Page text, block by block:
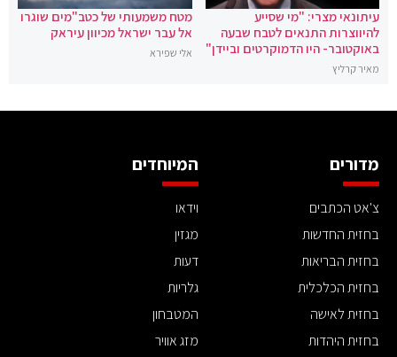
עיתונאי מצרי: "מי שסייע
להיווצרות התנאים לטבח שבעה
באוקטובר- היו הדמוקרטים וביידן"
מאיר קרליץ
מטח משמעותי של כטב"מים שוגרו
אל עבר ישראל מכיוון עיראק
אלי שפירא
מדורים
צ'אט הכתבים
בחזית החדשות
בחזית הבריאות
בחזית הכלכלית
בחזית לאישה
בחזית היהדות
המיוחדים
וידאו
מגזין
דעות
גלריות
המטבחון
מזג אוויר